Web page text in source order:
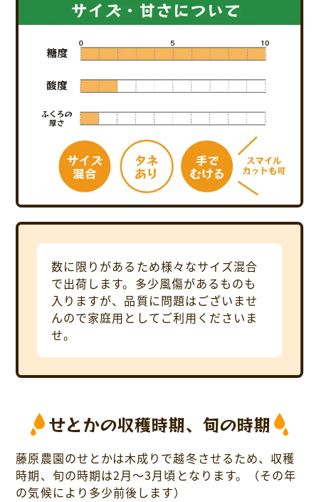
数に限りがあるため様々なサイズ混合
で出荷します。多少風傷があるものも
入りますが、品質に問題はございませ
んので家庭用としてご利用くださいま
せ。
せとかの収穫時期、旬の時期
藤原農園のせとかは木成りで越冬させるため、収穫
時期、旬の時期は2月～3月頃となります。（その年
の気候により多少前後します）